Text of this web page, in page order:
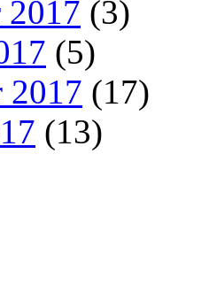
2017 (3)
(5)
2017 (17)
(13)